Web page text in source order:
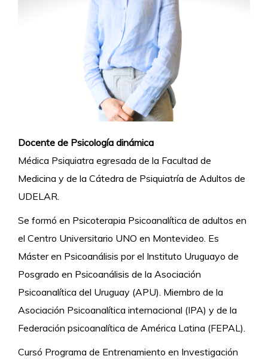
Docente de Psicología dinámica
Médica Psiquiatra egresada de la Facultad de
Medicina y de la Cátedra de Psiquiatría de Adultos de
UDELAR.
Se formó en Psicoterapia Psicoanalítica de adultos en
el Centro Universitario UNO en Montevideo. Es
Máster en Psicoanálisis por el Instituto Uruguayo de
Posgrado en Psicoanálisis de la Asociación
Psicoanalítica del Uruguay (APU). Miembro de la
Asociación Psicoanalítica internacional (IPA) y de la
Federación psicoanalítica de América Latina (FEPAL).
Cursó Programa de Entrenamiento en Investigación